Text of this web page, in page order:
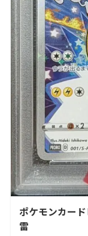
ポケモンカー
雷